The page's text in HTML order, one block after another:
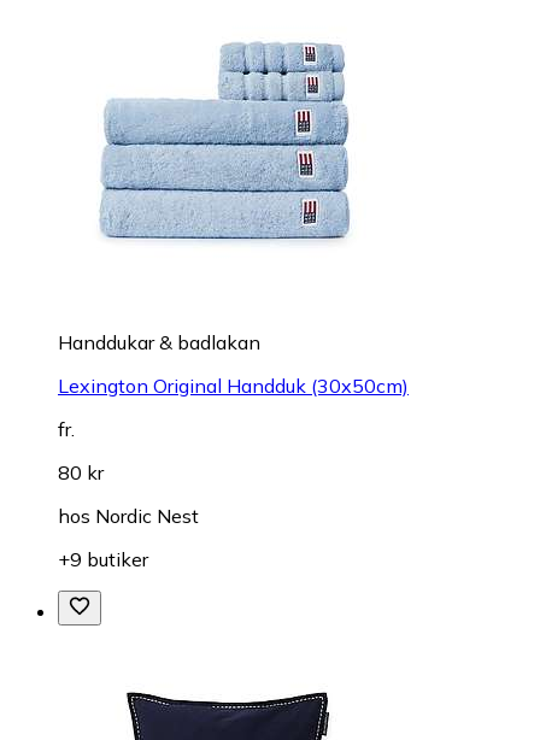
Handdukar & badlakan
Lexington Original Handduk (30x50cm)
fr.
80 kr
hos Nordic Nest
+9 butiker